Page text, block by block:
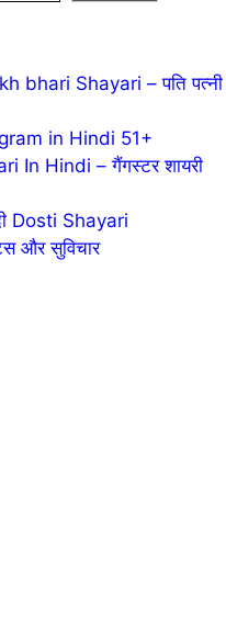
bhari Shayari – पति पत्नी
in Hindi 51+
In Hindi – गैंगस्टर शायरी
Dosti Shayari
और सुविचार